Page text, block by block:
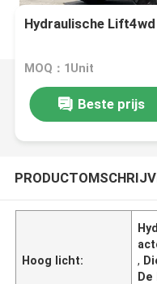
Hydraulische
MOQ：1Unit
Beste prijs
Hoog licht:
,